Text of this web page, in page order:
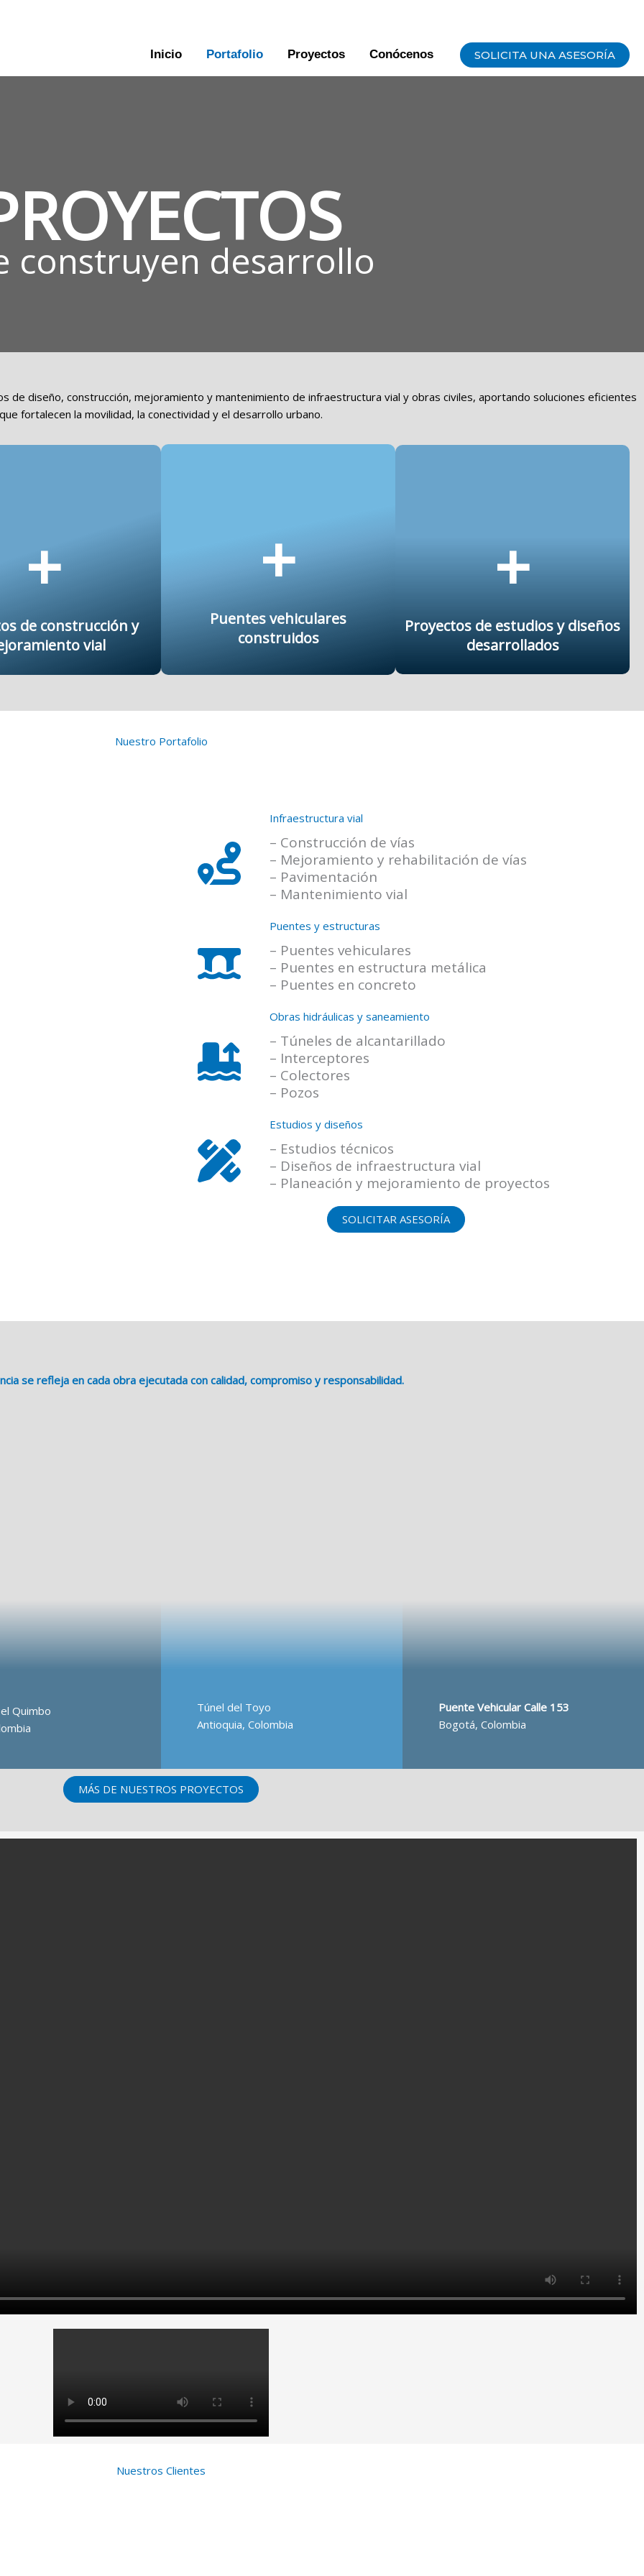
Inicio Portafolio Proyectos Conócenos SOLICITA UNA ASESORÍA
construyen desarrollo
diseño, construcción, mejoramiento y mantenimiento de infraestructura vial y obras civiles, aportando soluciones eficientes
que fortalecen la movilidad, la conectividad y el desarrollo urbano.
+
de construcción y
vial
+
Puentes vehiculares
construidos
+
Proyectos de estudios y diseños
desarrollados
Nuestro Portafolio
Infraestructura vial
– Construcción de vías
– Mejoramiento y rehabilitación de vías
– Pavimentación
– Mantenimiento vial
Puentes y estructuras
– Puentes vehiculares
– Puentes en estructura metálica
– Puentes en concreto
Obras hidráulicas y saneamiento
– Túneles de alcantarillado
– Interceptores
– Colectores
– Pozos
Estudios y diseños
– Estudios técnicos
– Diseños de infraestructura vial
– Planeación y mejoramiento de proyectos
SOLICITAR ASESORÍA
se refleja en cada obra ejecutada con calidad, compromiso y responsabilidad.
Quimbo
Túnel del Toyo
Antioquia, Colombia
Puente Vehicular Calle 153
Bogotá, Colombia
MÁS DE NUESTROS PROYECTOS
Nuestros Clientes